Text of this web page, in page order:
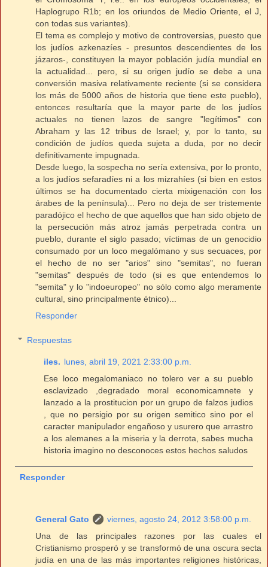
Haplogrupo R1b; en los oriundos de Medio Oriente, el J,
con todas sus variantes).
El tema es complejo y motivo de controversias, puesto que
los judíos azkenazíes - presuntos descendientes de los
jázaros-, constituyen la mayor población judía mundial en
la actualidad... pero, si su origen judío se debe a una
conversión masiva relativamente reciente (si se considera
los más de 5000 años de historia que tiene este pueblo),
entonces resultaría que la mayor parte de los judíos
actuales no tienen lazos de sangre "legítimos" con
Abraham y las 12 tribus de Israel; y, por lo tanto, su
condición de judíos queda sujeta a duda, por no decir
definitivamente impugnada.
Desde luego, la sospecha no sería extensiva, por lo pronto,
a los judíos sefaradíes ni a los mizrahíes (si bien en estos
últimos se ha documentado cierta mixigenación con los
árabes de la península)... Pero no deja de ser tristemente
paradójico el hecho de que aquellos que han sido objeto de
la persecución más atroz jamás perpetrada contra un
pueblo, durante el siglo pasado; víctimas de un genocidio
consumado por un loco megalómano y sus secuaces, por
el hecho de no ser "arios" sino "semitas", no fueran
"semitas" después de todo (si es que entendemos lo
"semita" y lo "indoeuropeo" no sólo como algo meramente
cultural, sino principalmente étnico)...
Responder
Respuestas
iles. lunes, abril 19, 2021 2:33:00 p.m.
Ese loco megalomaniaco no tolero ver a su pueblo
esclavizado ,degradado moral economicamnete y
lanzado a la prostitucion por un grupo de falzos judios
, que no persigio por su origen semitico sino por el
caracter manipulador engañoso y usurero que arrastro
a los alemanes a la miseria y la derrota, sabes mucha
historia imagino no desconoces estos hechos saludos
Responder
General Gato
viernes, agosto 24, 2012 3:58:00 p.m.
Una de las principales razones por las cuales el
Cristianismo prosperó y se transformó de una oscura secta
judía en una de las más importantes religiones históricas,